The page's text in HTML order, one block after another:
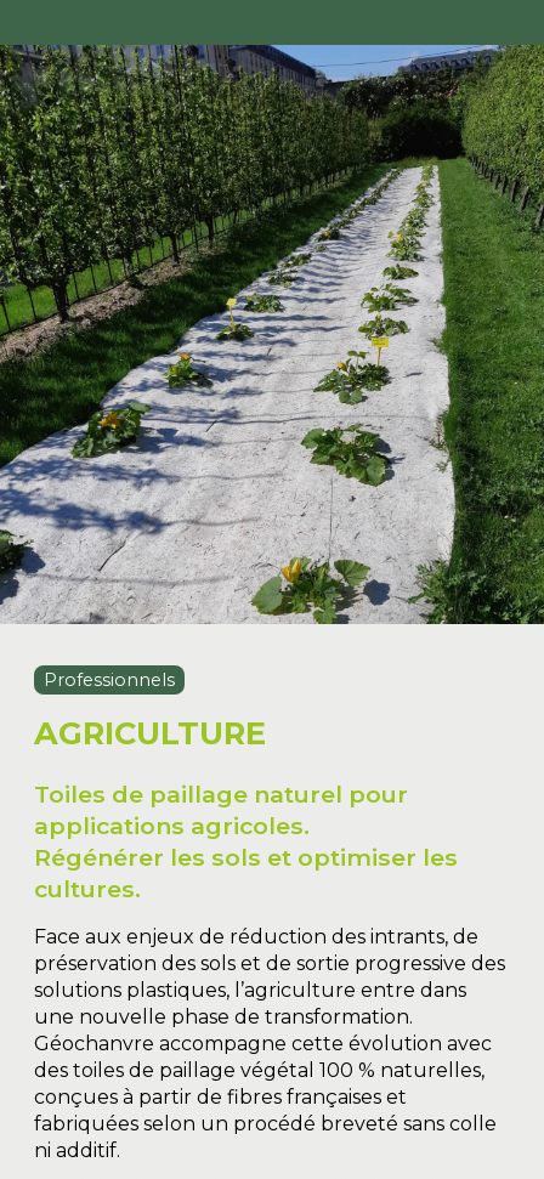
Professionnels
AGRICULTURE
Toiles de paillage naturel pour
applications agricoles.
Régénérer les sols et optimiser les
cultures.
Face aux enjeux de réduction des intrants, de
préservation des sols et de sortie progressive des
solutions plastiques, l’agriculture entre dans
une nouvelle phase de transformation.
Géochanvre accompagne cette évolution avec
des toiles de paillage végétal 100 % naturelles,
conçues à partir de fibres françaises et
fabriquées selon un procédé breveté sans colle
ni additif.